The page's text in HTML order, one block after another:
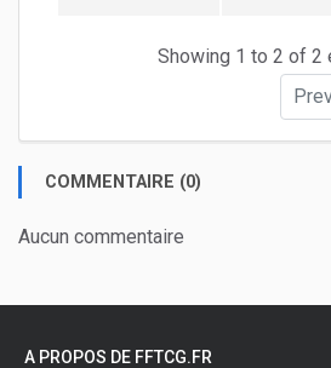
Showing 1 to 2 of 2
COMMENTAIRE (0)
Aucun commentaire
A PROPOS DE FFTCG.FR